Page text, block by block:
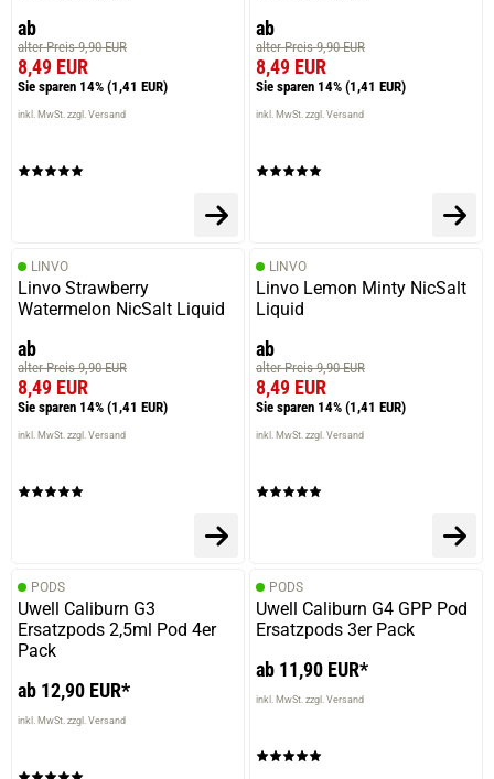
ab
alter Preis 9,90 EUR
8,49 EUR
Sie sparen 14% (1,41 EUR)
inkl. MwSt. zzgl. Versand
ab
alter Preis 9,90 EUR
8,49 EUR
Sie sparen 14% (1,41 EUR)
inkl. MwSt. zzgl. Versand
LINVO
Linvo Strawberry
Watermelon NicSalt Liquid
ab
alter Preis 9,90 EUR
8,49 EUR
Sie sparen 14% (1,41 EUR)
inkl. MwSt. zzgl. Versand
LINVO
Linvo Lemon Minty NicSalt
Liquid
ab
alter Preis 9,90 EUR
8,49 EUR
Sie sparen 14% (1,41 EUR)
inkl. MwSt. zzgl. Versand
PODS
Uwell Caliburn G3
Ersatzpods 2,5ml Pod 4er
Pack
ab 12,90 EUR*
inkl. MwSt. zzgl. Versand
PODS
Uwell Caliburn G4 GPP Pod
Ersatzpods 3er Pack
ab 11,90 EUR*
inkl. MwSt. zzgl. Versand